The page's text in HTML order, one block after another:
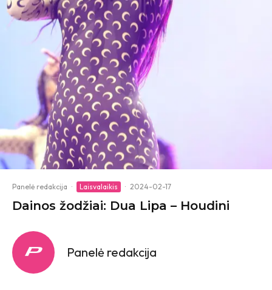
Panelė redakcija · Laisvalaikis · 2024-02-17
Dainos žodžiai: Dua Lipa – Houdini
Panelė redakcija